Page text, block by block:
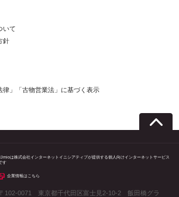
いて
針
律」「古物営業法」に基づく表示
IIJmioは株式会社インターネットイニシアティブが提供する個人向けインターネットサービス
す
企業情報はこちら
102-0071 東京都千代田区富士見2-10-2 飯田橋グラ